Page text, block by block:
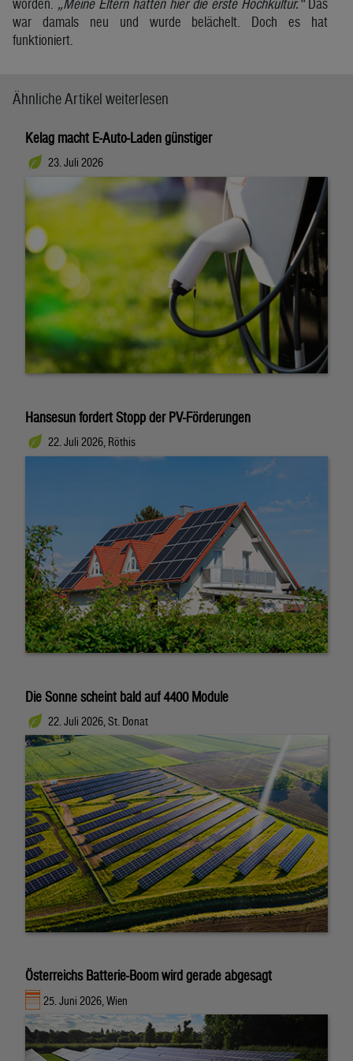
war damals neu und wurde belächelt. Doch es hat
funktioniert.
Ähnliche Artikel weiterlesen
Kelag macht E-Auto-Laden günstiger
23. Juli 2026
Hansesun fordert Stopp der PV-Förderungen
22. Juli 2026, Röthis
Die Sonne scheint bald auf 4400 Module
22. Juli 2026, St. Donat
Österreichs Batterie-Boom wird gerade abgesagt
25. Juni 2026, Wien